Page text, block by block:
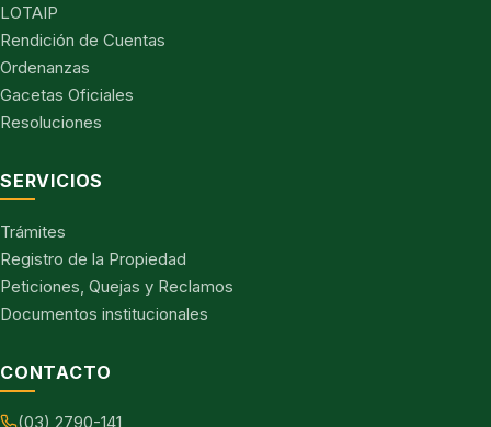
LOTAIP
Rendición de Cuentas
Ordenanzas
Gacetas Oficiales
Resoluciones
SERVICIOS
Trámites
Registro de la Propiedad
Peticiones, Quejas y Reclamos
Documentos institucionales
CONTACTO
(03) 2790-141